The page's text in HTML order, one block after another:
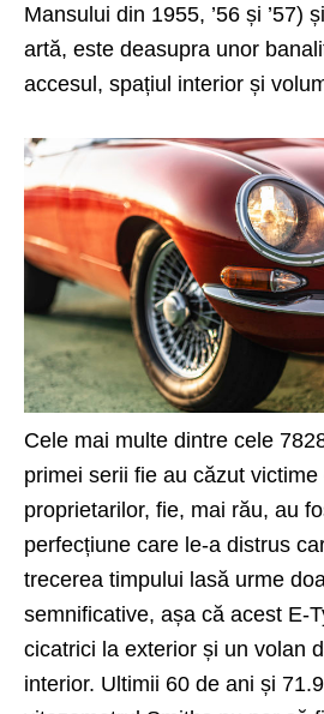
Mansului din 1955, ’56 și ’57)
artă, este deasupra unor
accesul, spațiul interior și
Cele mai multe dintre cele
primei serii fie au căzut
proprietarilor, fie, mai rău, au
perfecțiune care le-a distrus
trecerea timpului lasă urme
semnificative, așa că acest E-
cicatrici la exterior și un volan
interior. Ultimii 60 de ani și